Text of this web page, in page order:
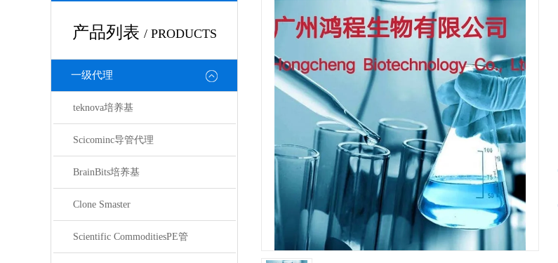
产品列表 / PRODUCTS
一级代理
teknova培养基
Scicominc导管代理
BrainBits培养基
Clone Smaster
Scientific CommoditiesPE管